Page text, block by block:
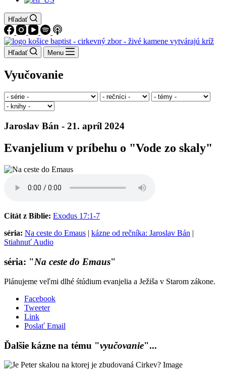
Hľadať
Hľadať Menu
Vyučovanie
Jaroslav Bán - 21. apríl 2024
Evanjelium v príbehu o "Vode zo skaly"
Citát z Biblie: Exodus 17:1-7
séria: Na ceste do Emaus | kázne od rečníka: Jaroslav Bán |
Stiahnuť Audio
séria: "Na ceste do Emaus"
Plánujeme veľmi dlhé śtúdium evanjelia a Ježiša v Starom zákone.
Facebook
Tweeter
Link
Poslať Email
Ďalšie kázne na tému "vyučovanie"...